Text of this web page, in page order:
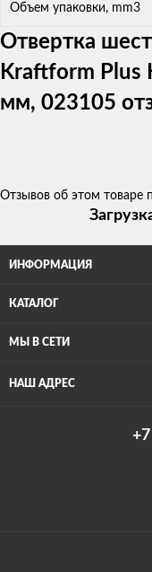
Объем упаковки, mm3
Отвертка
Kraftform Plus
мм, 023105
Отзывов об этом товаре
ИНФОРМАЦИЯ
КАТАЛОГ
МЫ В СЕТИ
НАШ АДРЕС